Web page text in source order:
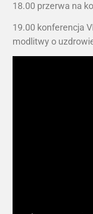
18.00 przerwa na
19.00 konferencja
modlitwy o